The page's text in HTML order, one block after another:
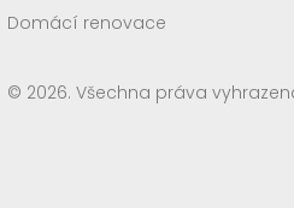
Domácí renovace
© 2026. Všechna práva